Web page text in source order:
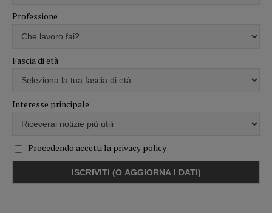
Professione
Fascia di età
Interesse principale
Procedendo accetti la privacy policy